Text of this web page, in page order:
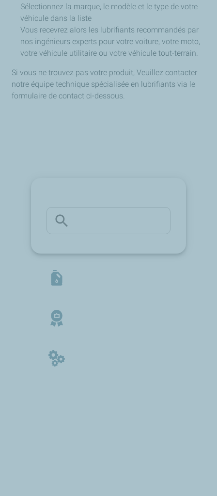
Sélectionnez la marque, le modèle et le type de votre
véhicule dans la liste
Vous recevrez alors les lubrifiants recommandés par
nos ingénieurs experts pour votre voiture, votre moto,
votre véhicule utilitaire ou votre véhicule tout-terrain.
Si vous ne trouvez pas votre produit, Veuillez contacter
notre équipe technique spécialisée en lubrifiants via le
formulaire de contact ci-dessous.